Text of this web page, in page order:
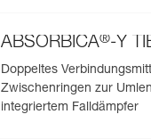
ABSORBICA®-Y
Doppeltes
Zwischenringen zur
integriertem Falldämpfer